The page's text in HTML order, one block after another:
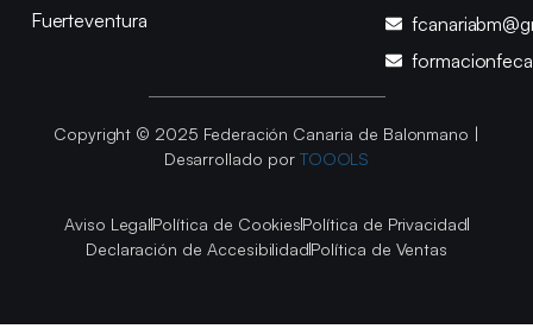
Fuerteventura
Copyright © 2025 Federación Canaria de Balonmano |
Desarrollado por TOOOLS
Aviso LegalPolítica de CookiesPolítica de Privacidad
Declaración de AccesibilidadPolítica de Ventas